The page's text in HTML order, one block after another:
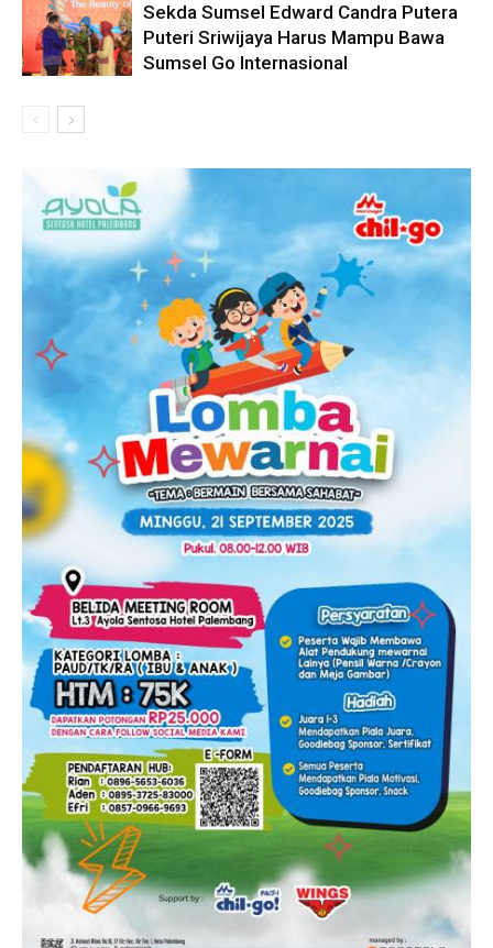
Sekda Sumsel Edward Candra Putera
Puteri Sriwijaya Harus Mampu Bawa
Sumsel Go Internasional